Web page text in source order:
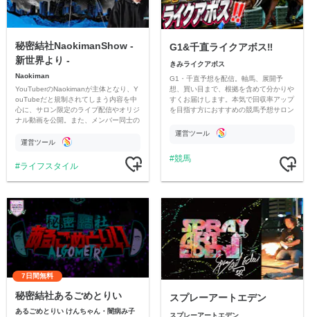
秘密結社NaokimanShow -
新世界より -
Naokiman
YouTuberのNaokimanが主体となり、Y
ouTubeだと規制されてしまう内容を中
心に、サロン限定のライブ配信やオリジ
ナル動画を公開。また、メンバー同士の
ただいています。
運営ツール
ライフスタイル
G1&千直ライクアボス‼️
きみライクアボス
G1・千直予想を配信。軸馬、展開予
想、買い目まで、根拠を含めて分かりや
すくお届けします。本気で回収率アップ
を目指す方におすすめの競馬予想サロン
運営ツール
競馬
7日間無料
秘密結社あるごめとりい
あるごめとりい けんちゃん・闇病み子
スプレーアートエデン
スプレーアートエデン